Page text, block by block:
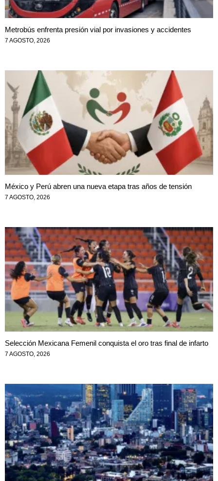
Metrobús enfrenta presión vial por invasiones y accidentes
7 AGOSTO, 2026
México y Perú abren una nueva etapa tras años de tensión
7 AGOSTO, 2026
Selección Mexicana Femenil conquista el oro tras final de infarto
7 AGOSTO, 2026